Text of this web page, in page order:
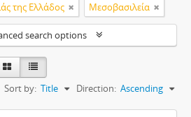
της Ελλάδος Μεσοβασιλεία
search options
Sort by: Title Direction: Ascending